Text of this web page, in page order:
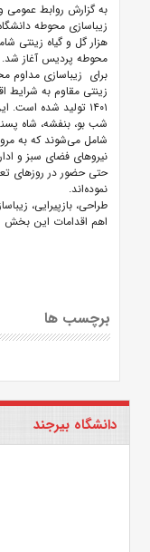
به گزارش روابط عمومی و
هزار گل و گیاه زینتی
محوطه پردیس آغاز شد.
زینتی مقاوم به شرایط
۱۴۰۱ تولید شده
شب بو، بنفشه، شاه
شامل می‌شوند که به
حتی حضور در روزهای
نموده‌اند.
طراحی، بازپیرایی،
اهم اقدامات این بخش
برچسب ها
دانشگاه بیرجند